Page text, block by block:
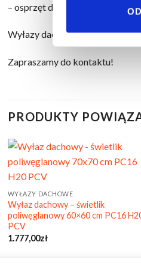
– osprzęt do wyłazu
Wyłazy dachowe dostarczamy
Zapraszamy do kontaktu!
PRODUKTY
WYŁAZY DACHOWE
Wyłaz dachowy – świetlik
poliwęglanowy 60×60 cm PC16
PCV
1.777,00zł